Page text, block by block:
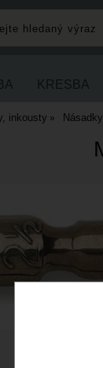
KRESBA
inkousty